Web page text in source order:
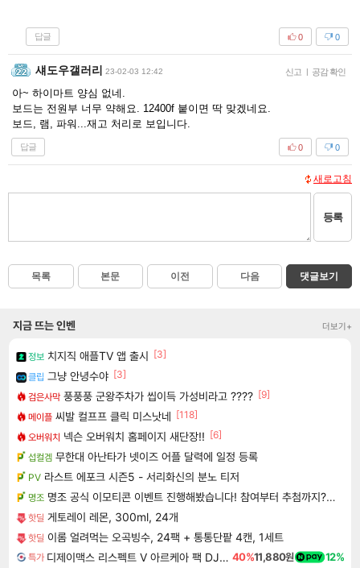
답글 0
0
섀도우갤러리 23-02-03 12:42 신고 | 공감 확인
아~ 하이마트 양심 없네.
보드는 전원부 너무 약해요. 12400f 붙이면 딱 맞겠네요.
보드, 램, 파워...재고 처리로 보입니다.
답글 0
0
새로고침
등록
목록 본문 이전 다음 댓글보기
지금 뜨는 인벤 더보기+
정보 치지직 애플TV 앱 출시 [3]
클립 그냥 안녕수야 [3]
검은사막 풍풍풍 군왕주차가 씹이득 가성비라고 ???? [9]
메이플 씨발 컬프프 클릭 미스낫네 [118]
오버워치 넥슨 오버워치 홈페이지 새단장!! [6]
섭컬겜 무한대 아난타가 넷이즈 어플 달력에 일정 등록
PV 라스트 에포크 시즌5 - 서리화신의 분노 티저
명조 명조 공식 이모티콘 이벤트 진행해봤습니다! 참여부터 추첨까지????
핫딜 게토레이 레몬, 300ml, 24개
핫딜 이롬 얼려먹는 오곡빙수, 24팩 + 통통단팥 4캔, 1세트
특가 디제이맥스 리스펙트 V 아르케아 팩 DJMAX RESPECT V Arcaea Pack DLC 40%11,880원 12%